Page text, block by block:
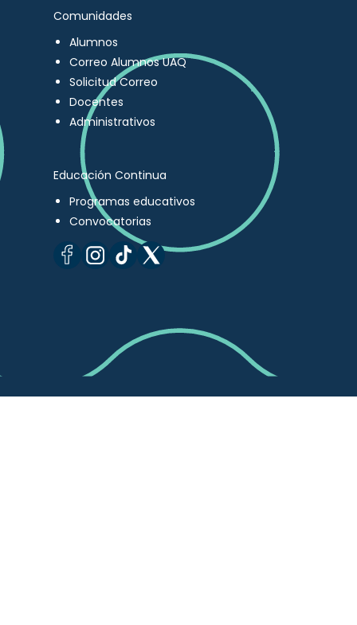
Comunidades
Alumnos
Correo Alumnos UAQ
Solicitud Correo
Docentes
Administrativos
Educación Continua
Programas educativos
Convocatorias